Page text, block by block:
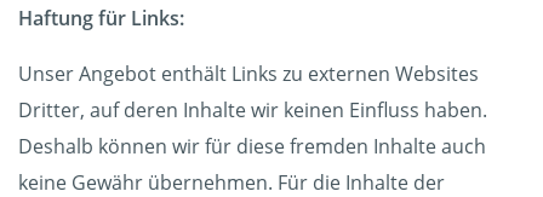
Haftung für Links:
Unser Angebot enthält Links zu externen Websites
Dritter, auf deren Inhalte wir keinen Einfluss haben.
Deshalb können wir für diese fremden Inhalte auch
keine Gewähr übernehmen. Für die Inhalte der